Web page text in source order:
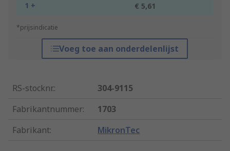
1 + € 5,61
*prijsindicatie
Voeg toe aan onderdelenlijst
RS-stocknr.:
304-9115
Fabrikantnummer:
1703
Fabrikant: MikronTec